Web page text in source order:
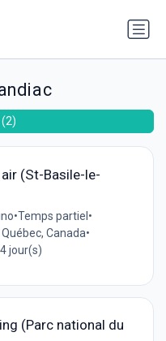
(St-Basile-le-
•Temps partiel •
Canada•
4 jour(s)
(Parc national du
(2)